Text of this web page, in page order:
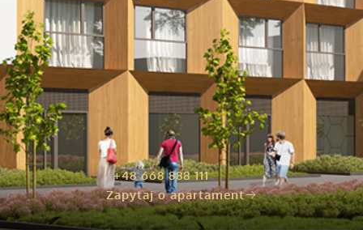
+48 668 888 111​
Zapytaj o apartament